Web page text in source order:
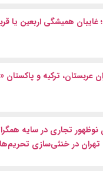
غایبان همیشگی اربعین یا
عربستان، ترکیه و پاکستان
تجاری در سایه
در خنثی‌سازی تحریم‌ها